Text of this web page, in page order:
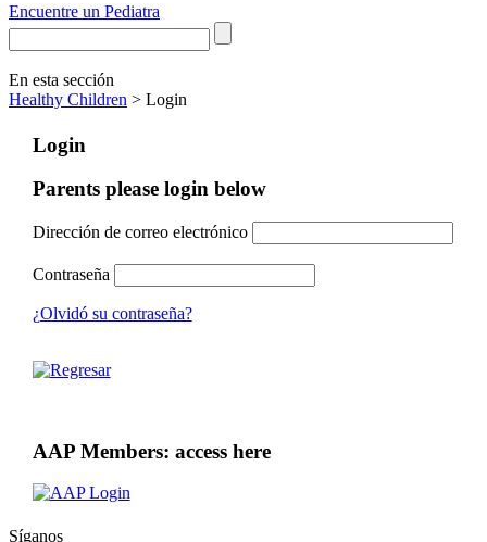
Encuentre un Pediatra
En esta sección
Healthy Children > Login
Login
Parents please login below
Dirección de correo electrónico
Contraseña
¿Olvidó su contraseña?
AAP Members: access here
Síganos